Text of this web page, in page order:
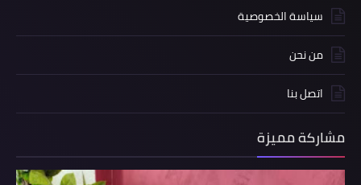
سياسة الخصوصية
من نحن
اتصل بنا
مشاركة مميزة